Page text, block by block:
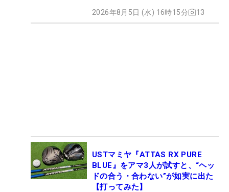
2026年8月5日 (水) 16時15分 13
USTマミヤ『ATTAS RX PURE
BLUE』をアマ3人が試すと、“ヘッ
ドの合う・合わない”が如実に出た
【打ってみた】